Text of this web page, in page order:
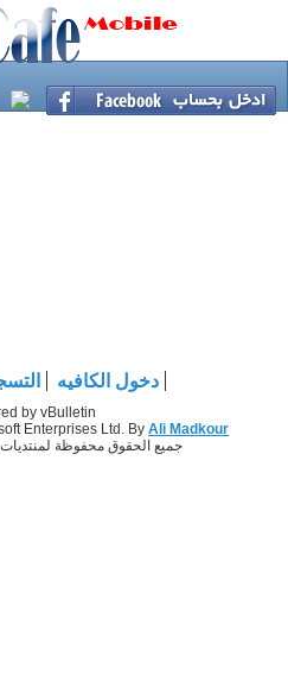
دخول الكافيه
by vBulletin®
Enterprises Ltd. By Ali Madkour
جميع الحقوق محفوظة لمنتديات